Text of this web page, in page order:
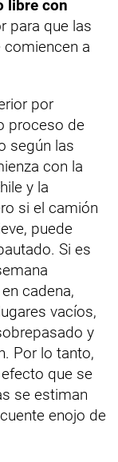
libre con
para que las
comiencen a
por
proceso de
según las
con la
y la
si el camión
puede
Si es
cadena,
vacíos,
y
Por lo tanto,
que se
se estiman
enojo de